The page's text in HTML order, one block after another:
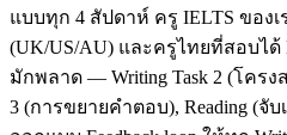
แบบทุก 4 สัปดาห์ ครู IELTS ของ
(UK/US/AU) และครูไทยที่สอบได้
มักพลาด — Writing Task 2 (โครงส
3 (การขยายคำตอบ), Reading (จับ